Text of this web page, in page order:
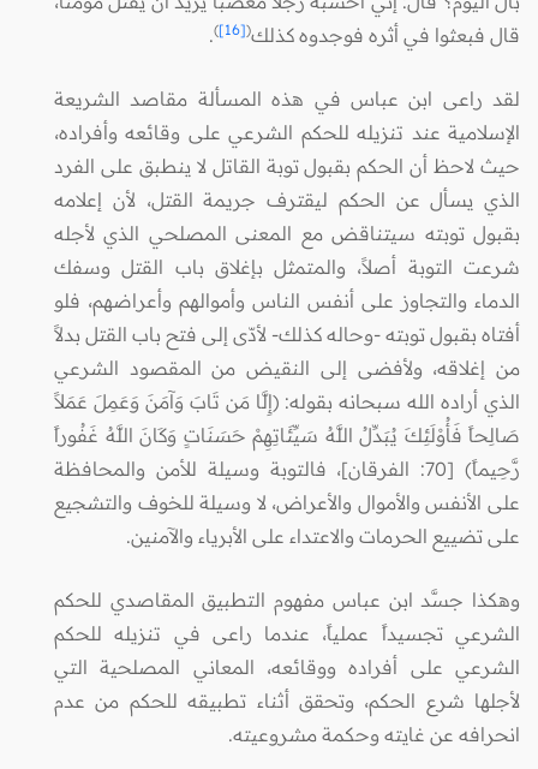
قال فبعثوا في أثره فوجدوه كذلك(
[16]
)
.
لقد راعى ابن عباس في هذه المسألة مقاصد الشريعة
الإسلامية عند تنزيله للحكم الشرعي على وقائعه وأفراده،
حيث لاحظ أن الحكم بقبول توبة القاتل لا ينطبق على الفرد
الذي يسأل عن الحكم ليقترف جريمة القتل، لأن إعلامه
بقبول توبته سيتناقض مع المعنى المصلحي الذي لأجله
شرعت التوبة أصلاً، والمتمثل بإغلاق باب القتل وسفك
الدماء والتجاوز على أنفس الناس وأموالهم وأعراضهم، فلو
أفتاه بقبول توبته -وحاله كذلك- لأدّى إلى فتح باب القتل بدلاً
من إغلاقه، ولأفضى إلى النقيض من المقصود الشرعي
الذي أراده الله سبحانه بقوله: (إِلَّا مَن تَابَ وَآمَنَ وَعَمِلَ عَمَلاً
صَالِحاً فَأُوْلَئِكَ يُبَدِّلُ اللَّهُ سَيِّئَاتِهِمْ حَسَنَاتٍ وَكَانَ اللَّهُ غَفُوراً
رَّحِيماً) [70: الفرقان]، فالتوبة وسيلة للأمن والمحافظة
على الأنفس والأموال والأعراض، لا وسيلة للخوف والتشجيع
على تضييع الحرمات والاعتداء على الأبرياء والآمنين.
وهكذا جسَّد ابن عباس مفهوم التطبيق المقاصدي للحكم
الشرعي تجسيداً عملياً، عندما راعى في تنزيله للحكم
الشرعي على أفراده ووقائعه، المعاني المصلحية التي
لأجلها شرع الحكم، وتحقق أثناء تطبيقه للحكم من عدم
انحرافه عن غايته وحكمة مشروعيته.